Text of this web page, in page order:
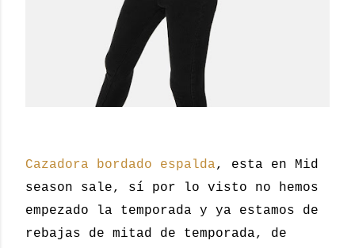
Cazadora bordado espalda, esta en Mid
season sale, sí por lo visto no hemos
empezado la temporada y ya estamos de
rebajas de mitad de temporada, de